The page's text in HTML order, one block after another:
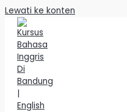
Lewati ke konten